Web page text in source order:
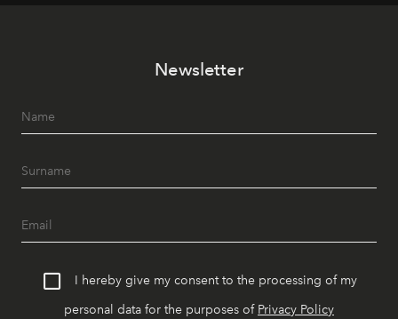
Newsletter
I hereby give my consent to the processing of my
personal data for the purposes of Privacy Policy